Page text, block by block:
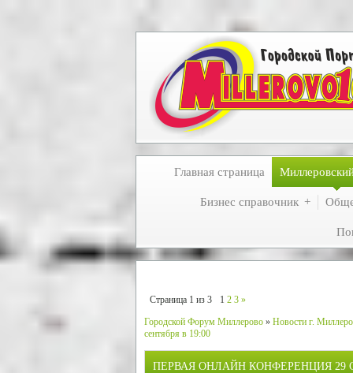
Главная страница
Бизнес справочник
Страница 1 из 3 1 2 3 »
Городской Форум Миллерово » Новости г.
сентября в 19:00
ПЕРВАЯ ОНЛАЙН КОНФЕРЕНЦИЯ 29